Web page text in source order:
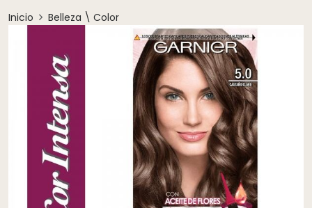
Inicio Belleza \ Color